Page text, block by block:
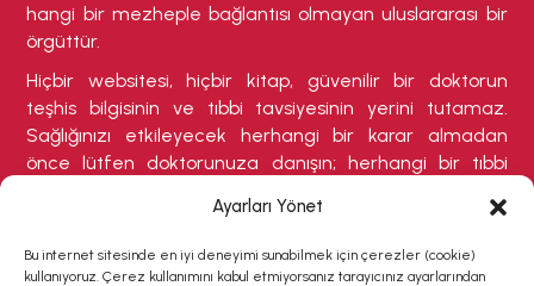
Ayarları Yönet
Bu internet sitesinde en iyi deneyimi sunabilmek için çerezler (cookie)
kullanıyoruz. Çerez kullanımını kabul etmiyorsanız tarayıcınız ayarlarından
hangi bir mezheple bağlantısı olmayan uluslararası bir
örgüttür.
Hiçbir websitesi, hiçbir kitap, güvenilir bir doktorun
teşhis bilgisinin ve tıbbi tavsiyesinin yerini tutamaz.
Sağlığınızı etkileyecek herhangi bir karar almadan
önce lütfen doktorunuza danışın; herhangi bir tıbbi
gerektirebilecek herhangi bir belirti varsa buna özellikle
dikkat ediniz.